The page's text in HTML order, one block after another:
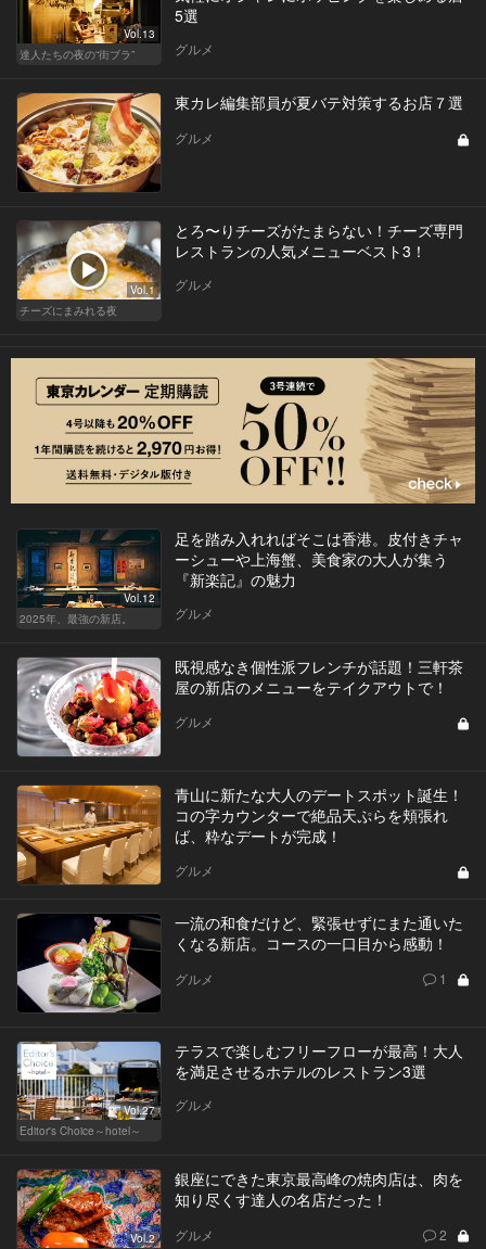
Vol.13
達人たちの夜の“街ブラ”
5選
グルメ
東カレ編集部員が夏バテ対策するお店７選
グルメ
Vol.1
チーズにまみれる夜
とろ〜りチーズがたまらない！チーズ専門
レストランの人気メニューベスト3！
グルメ
Vol.12
2025年、最強の新店。
足を踏み入れればそこは香港。皮付きチャ
ーシューや上海蟹、美食家の大人が集う
『新楽記』の魅力
グルメ
既視感なき個性派フレンチが話題！三軒茶
屋の新店のメニューをテイクアウトで！
グルメ
青山に新たな大人のデートスポット誕生！
コの字カウンターで絶品天ぷらを頬張れ
ば、粋なデートが完成！
グルメ
一流の和食だけど、緊張せずにまた通いた
くなる新店。コースの一口目から感動！
グルメ 1
Vol.27
Editor's Choice～hotel～
テラスで楽しむフリーフローが最高！大人
を満足させるホテルのレストラン3選
グルメ
Vol.2
銀座にできた東京最高峰の焼肉店は、肉を
知り尽くす達人の名店だった！
グルメ 2